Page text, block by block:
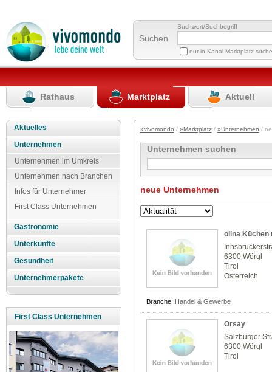
Suchen
Suchwort/Suchbegriff
nur in Kanal Marktplatz
Rathaus Marktplatz Aktuell
Aktuelles
Unternehmen
Unternehmen im Umkreis
Unternehmen nach Branchen
Infos für Unternehmer
First Class Unternehmen
Gastronomie
Unterkünfte
Gesundheit
Unternehmerpakete
First Class Unternehmen
»vivomondo / »Marktplatz/ »Unternehmen /
Unternehmen suchen
neue Unternehmen
olina Küchen
6300 Wörgl
Tirol
Österreich
Branche: Handel & Gewerbe
Orsay
Salzburger
6300 Wörgl
Tirol